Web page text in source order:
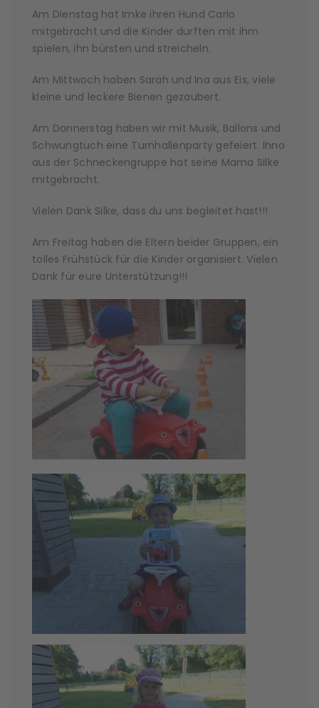
Am Dienstag hat Imke ihren Hund Carlo
mitgebracht und die Kinder durften mit ihm
spielen, ihn bürsten und streicheln.
Am Mittwoch haben Sarah und Ina aus Eis, viele
kleine und leckere Bienen gezaubert.
Am Donnerstag haben wir mit Musik, Ballons und
Schwungtuch eine Turnhallenparty gefeiert. Ihno
aus der Schneckengruppe hat seine Mama Silke
mitgebracht.
Vielen Dank Silke, dass du uns begleitet hast!!!
Am Freitag haben die Eltern beider Gruppen, ein
tolles Frühstück für die Kinder organisiert. Vielen
Dank für eure Unterstützung!!!